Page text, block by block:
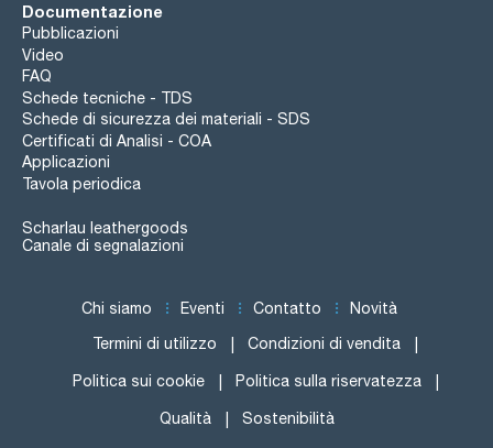
Documentazione
Pubblicazioni
Video
FAQ
Schede tecniche - TDS
Schede di sicurezza dei materiali - SDS
Certificati di Analisi - COA
Applicazioni
Tavola periodica
Scharlau leathergoods
Canale di segnalazioni
Chi siamo Eventi Contatto Novità
Termini di utilizzo Condizioni di vendita
Politica sui cookie Politica sulla riservatezza
Qualità Sostenibilità